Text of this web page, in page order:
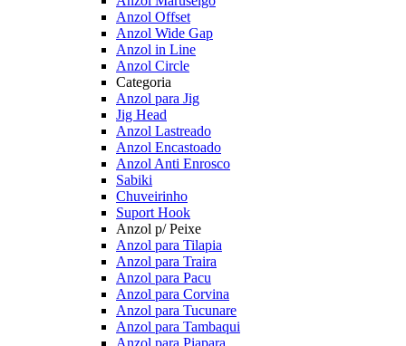
Anzol Offset
Anzol Wide Gap
Anzol in Line
Anzol Circle
Categoria
Anzol para Jig
Jig Head
Anzol Lastreado
Anzol Encastoado
Anzol Anti Enrosco
Sabiki
Chuveirinho
Suport Hook
Anzol p/ Peixe
Anzol para Tilapia
Anzol para Traira
Anzol para Pacu
Anzol para Corvina
Anzol para Tucunare
Anzol para Tambaqui
Anzol para Piapara